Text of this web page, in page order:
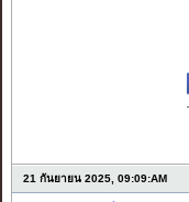
21 กันยายน 2025, 09:09:AM